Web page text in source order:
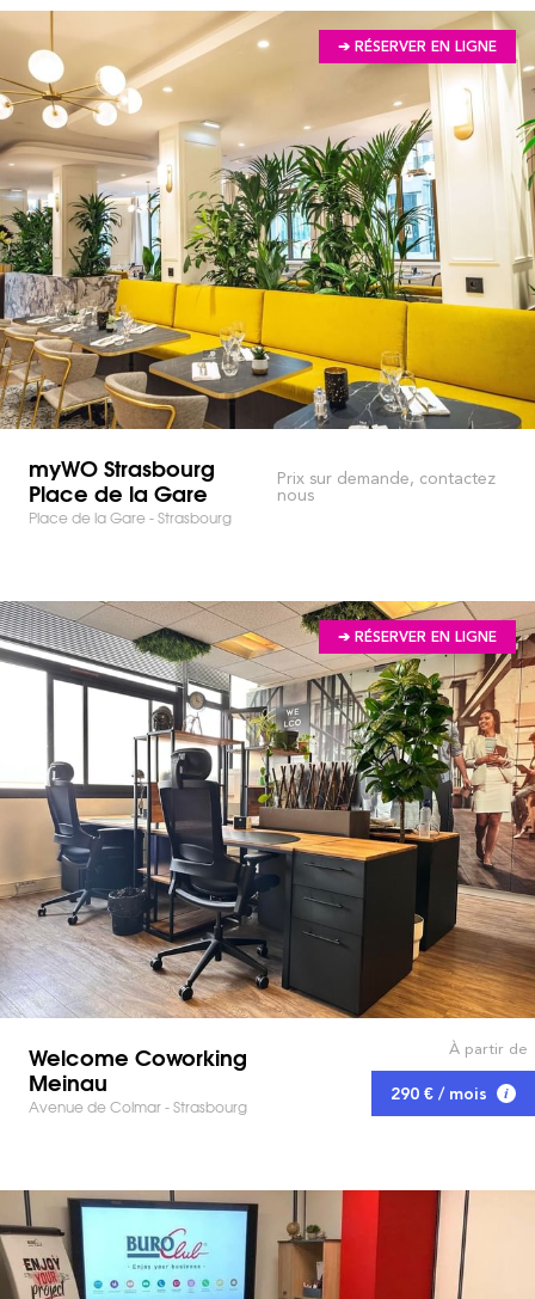
➔ RÉSERVER EN LIGNE
myWO Strasbourg
Place de la Gare
Place de la Gare - Strasbourg
Prix sur demande, contactez
nous
➔ RÉSERVER EN LIGNE
Welcome Coworking
Meinau
Avenue de Colmar - Strasbourg
À partir de
290 € / mois